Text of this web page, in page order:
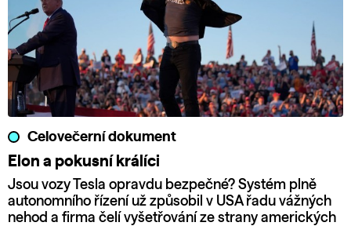
Celovečerní dokument
Elon a pokusní králíci
Jsou vozy Tesla opravdu bezpečné? Systém plně
autonomního řízení už způsobil v USA řadu vážných
nehod a firma čelí vyšetřování ze strany amerických